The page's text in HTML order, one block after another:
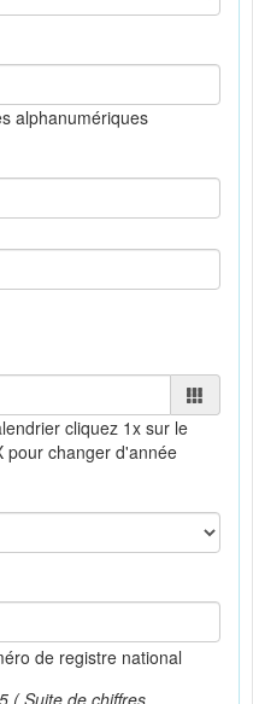
alphanumériques
cliquez 1x sur le
pour changer d'année
de registre national
( Suite de chiffres